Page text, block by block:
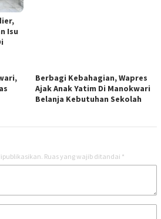
Isu
Berbagi Kebahagian, Wapres
Ajak Anak Yatim Di Manokwari
Belanja Kebutuhan Sekolah
Ruas yang wajib ditandai *